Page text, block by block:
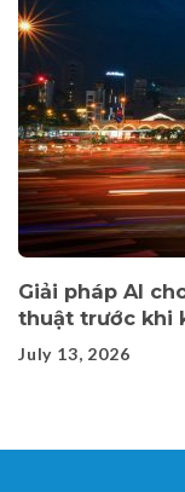
Giải pháp AI
thuật trước khi
July 13, 2026